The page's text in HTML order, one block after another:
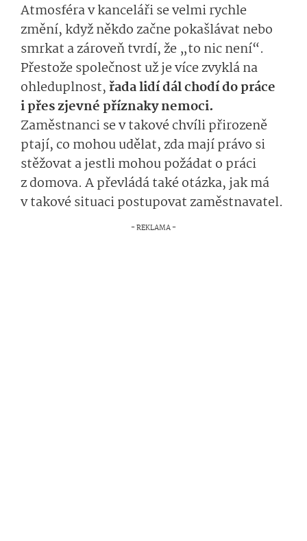
Atmosféra v kanceláři se velmi rychle
změní, když někdo začne pokašlávat nebo
smrkat a zároveň tvrdí, že „to nic není“.
Přestože společnost už je více zvyklá na
ohleduplnost, řada lidí dál chodí do práce
i přes zjevné příznaky nemoci.
Zaměstnanci se v takové chvíli přirozeně
ptají, co mohou udělat, zda mají právo si
stěžovat a jestli mohou požádat o práci
z domova. A převládá také otázka, jak má
v takové situaci postupovat zaměstnavatel.